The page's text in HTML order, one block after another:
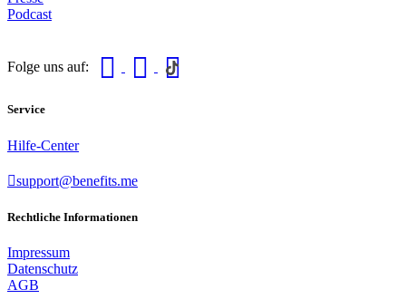
Podcast
Folge uns auf:
Service
Hilfe-Center
support@benefits.me
Rechtliche Informationen
Impressum
Datenschutz
AGB